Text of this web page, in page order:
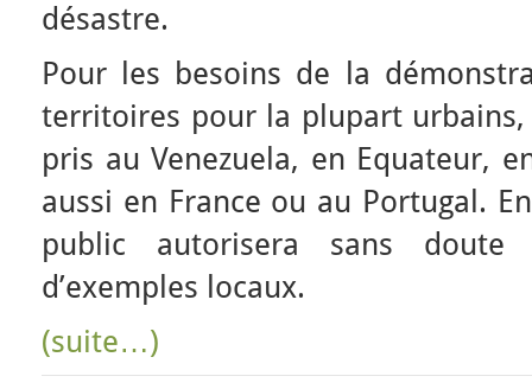
désastre.
Pour les besoins de la
territoires pour la plupart urbains,
pris au Venezuela, en Equateur,
aussi en France ou au Portugal.
public autorisera sans
d’exemples locaux.
(suite…)